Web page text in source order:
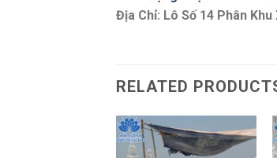
Địa Chỉ: Lô Số 14 Phân
RELATED